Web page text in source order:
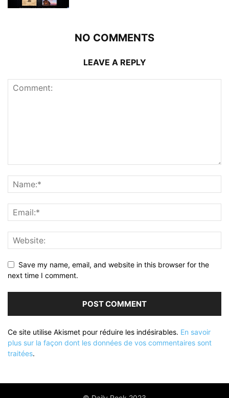
NO COMMENTS
LEAVE A REPLY
Save my name, email, and website in this browser for the
next time I comment.
Ce site utilise Akismet pour réduire les indésirables. En savoir
plus sur la façon dont les données de vos commentaires sont
traitées.